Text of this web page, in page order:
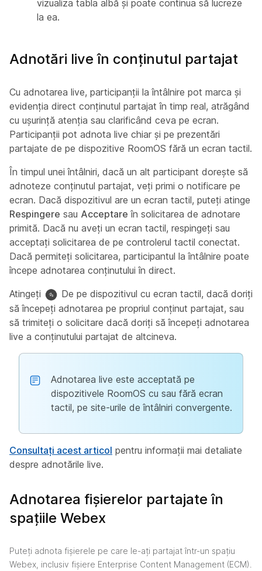
vizualiza tabla albă și poate continua să lucreze
la ea.
Adnotări live în conținutul partajat
Cu adnotarea live, participanții la întâlnire pot marca și
evidenția direct conținutul partajat în timp real, atrăgând
cu ușurință atenția sau clarificând ceva pe ecran.
Participanții pot adnota live chiar și pe prezentări
partajate de pe dispozitive RoomOS fără un ecran tactil.
În timpul unei întâlniri, dacă un alt participant dorește să
adnoteze conținutul partajat, veți primi o notificare pe
ecran. Dacă dispozitivul are un ecran tactil, puteți atinge
Respingere sau Acceptare în solicitarea de adnotare
primită. Dacă nu aveți un ecran tactil, respingeți sau
acceptați solicitarea de pe controlerul tactil conectat.
Dacă permiteți solicitarea, participantul la întâlnire poate
începe adnotarea conținutului în direct.
Atingeți
De pe dispozitivul cu ecran tactil, dacă doriți
să începeți adnotarea pe propriul conținut partajat, sau
să trimiteți o solicitare dacă doriți să începeți adnotarea
live a conținutului partajat de altcineva.
Adnotarea live este acceptată pe
dispozitivele RoomOS cu sau fără ecran
tactil, pe site-urile de întâlniri convergente.
Consultați acest articol pentru informații mai detaliate
despre adnotările live.
Adnotarea fișierelor partajate în
spațiile Webex
Puteți adnota fișierele pe care le-ați partajat într-un spațiu
Webex, inclusiv fișiere Enterprise Content Management (ECM).